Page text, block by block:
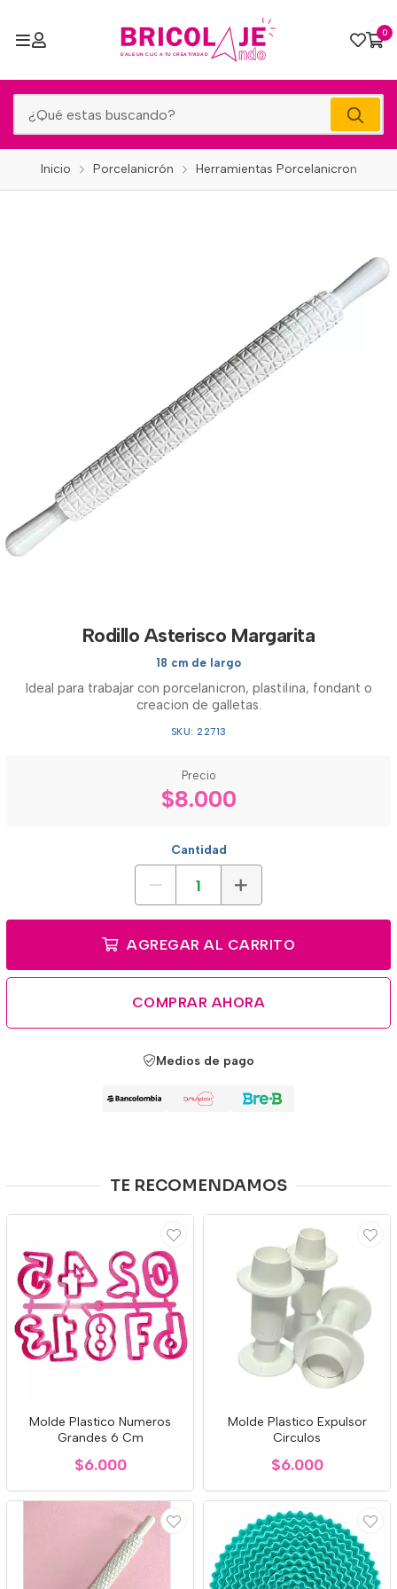
0
Inicio Porcelanicrón Herramientas Porcelanicron
Rodillo Asterisco Margarita
18 cm de largo
Ideal para trabajar con porcelanicron, plastilina, fondant o
creacion de galletas.
SKU: 22713
Precio
$8.000
Cantidad
AGREGAR AL CARRITO
COMPRAR AHORA
Medios de pago
TE RECOMENDAMOS
Molde Plastico Numeros
Grandes 6 Cm
$6.000
Molde Plastico Expulsor
Circulos
$6.000